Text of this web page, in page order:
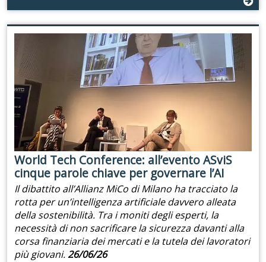
World Tech Conference: all’evento ASviS
cinque parole chiave per governare l’AI
Il dibattito all’Allianz MiCo di Milano ha tracciato la
rotta per un’intelligenza artificiale davvero alleata
della sostenibilità. Tra i moniti degli esperti, la
necessità di non sacrificare la sicurezza davanti alla
corsa finanziaria dei mercati e la tutela dei lavoratori
più giovani.26/06/26